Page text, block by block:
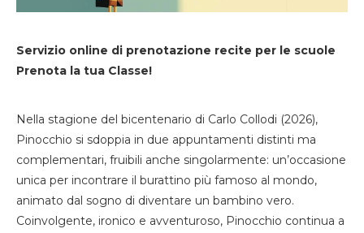
Servizio online di prenotazione recite per le scuole
Prenota la tua Classe!
Nella stagione del bicentenario di Carlo Collodi (2026),
Pinocchio si sdoppia in due appuntamenti distinti ma
complementari, fruibili anche singolarmente: un’occasione
unica per incontrare il burattino più famoso al mondo,
animato dal sogno di diventare un bambino vero.
Coinvolgente, ironico e avventuroso, Pinocchio continua a